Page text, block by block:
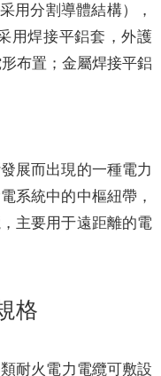
用分割導體結構），
用焊接平鋁套，外護
布置；金屬焊接平鋁
展而出現的一種電力
系統中的中樞紐帶，
主要用于遠距離的電
格
耐火電力電纜可敷設